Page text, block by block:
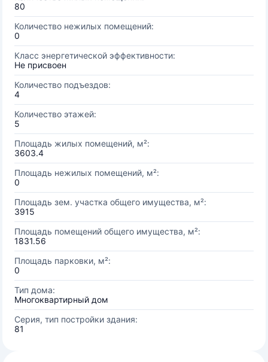
80
Количество нежилых помещений:
0
Класс энергетической эффективности:
Не присвоен
Количество подъездов:
4
Количество этажей:
5
Площадь жилых помещений, м²:
3603.4
Площадь нежилых помещений, м²:
0
Площадь зем. участка общего имущества, м²:
3915
Площадь помещений общего имущества, м²:
1831.56
Площадь парковки, м²:
0
Тип дома:
Многоквартирный дом
Серия, тип постройки здания:
81